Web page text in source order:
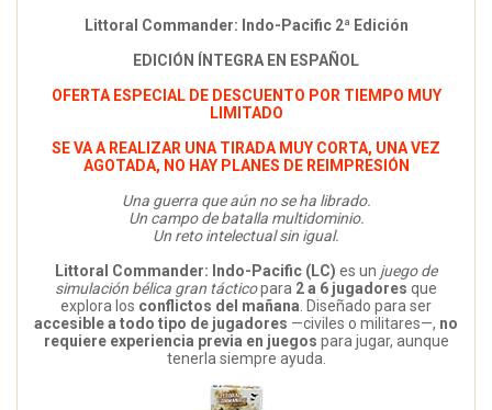
Littoral Commander: Indo-Pacific 2ª Edición
EDICIÓN ÍNTEGRA EN ESPAÑOL
OFERTA ESPECIAL DE DESCUENTO POR TIEMPO MUY
LIMITADO
SE VA A REALIZAR UNA TIRADA MUY CORTA, UNA VEZ
AGOTADA, NO HAY PLANES DE REIMPRESIÓN
Una guerra que aún no se ha librado.
Un campo de batalla multidominio.
Un reto intelectual sin igual.
Littoral Commander: Indo-Pacific (LC) es un juego de
simulación bélica gran tácticopara 2 a 6 jugadores que
explora los conflictos del mañana. Diseñado para ser
accesible a todo tipo de jugadores —civiles o militares—, no
requiere experiencia previa en juegos para jugar, aunque
tenerla siempre ayuda.